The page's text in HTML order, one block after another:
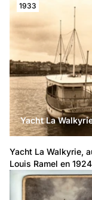
1933
Yacht La
Yacht La Walkyrie,
Louis Ramel en